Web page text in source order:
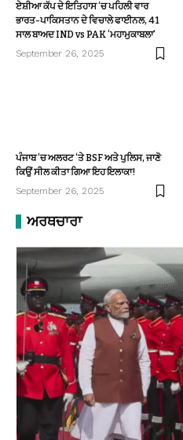
ਏਸ਼ੀਆ ਕੱਪ ਦੇ ਇਤਿਹਾਸ ‘ਚ ਪਹਿਲੀ ਵਾਰ
ਭਾਰਤ-ਪਾਕਿਸਤਾਨ ਦੇ ਵਿਚਾਲੇ ਫਾਈਨਲ, 41
ਸਾਲ ਬਾਅਦ IND vs PAK ‘ਮਹਾਮੁਕਾਬਲਾ’
September 26, 2025
ਪੰਜਾਬ ‘ਚ ਅਲਰਟ ‘ਤੇ BSF ਅਤੇ ਪੁਲਿਸ, ਜਾਣੋ
ਕਿਉਂ ਸੀਲ ਕੀਤਾ ਗਿਆ ਇਹ ਇਲਾਕਾ!
September 26, 2025
ਅਰਥਚਾਰਾ